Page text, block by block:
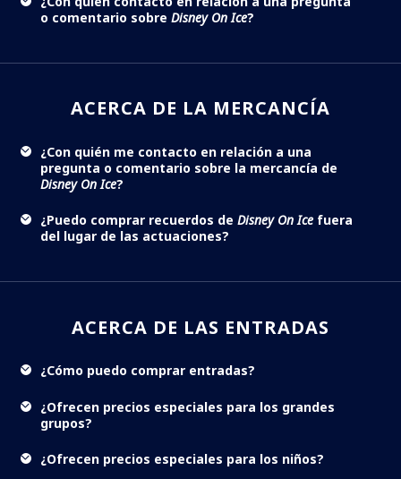
o comentario sobre Disney On Ice?
ACERCA DE LA MERCANCÍA
¿Con quién me contacto en relación a una
pregunta o comentario sobre la mercancía de
Disney On Ice?
¿Puedo comprar recuerdos de Disney On Ice fuera
del lugar de las actuaciones?
ACERCA DE LAS ENTRADAS
¿Cómo puedo comprar entradas?
¿Ofrecen precios especiales para los grandes
grupos?
¿Ofrecen precios especiales para los niños?